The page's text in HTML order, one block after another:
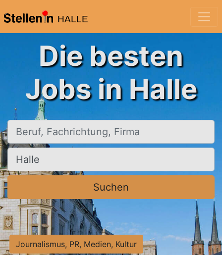
HALLE
Die besten
Jobs in Halle
Beruf, Fachrichtung, Firma
Ort, Stadt
Suchen
Journalismus, PR, Medien, Kultur